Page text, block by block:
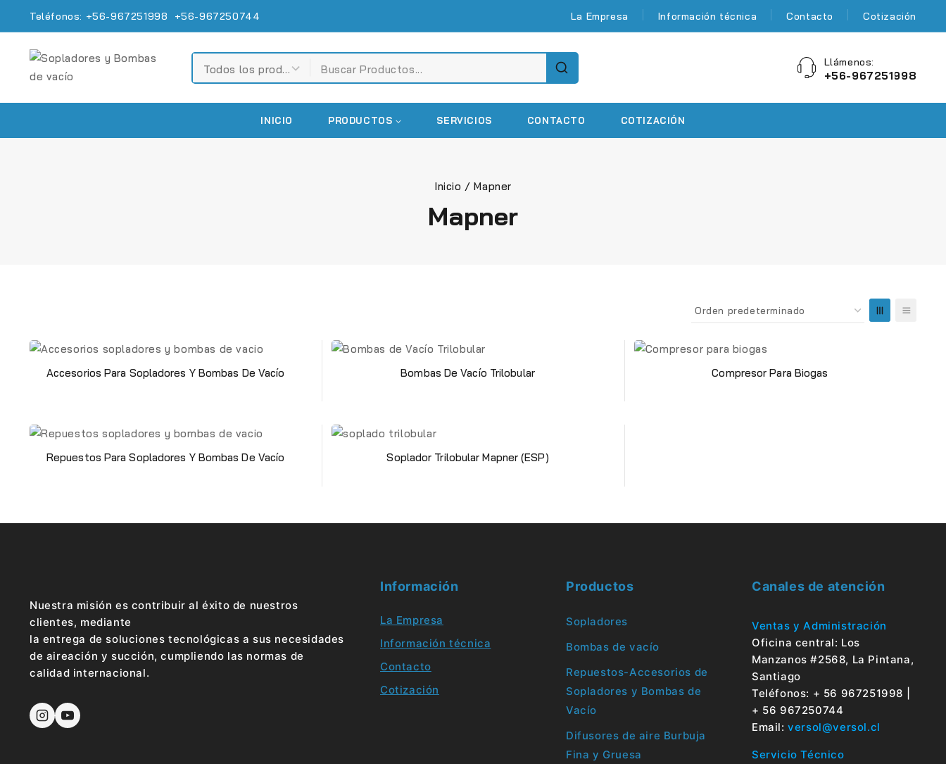
Teléfonos: +56-967251998 +56-967250744 La Empresa Información técnica Contacto Cotización
Llámenos:
+56-967251998
INICIO PRODUCTOS SERVICIOS CONTACTO COTIZACIÓN
Inicio / Mapner
Mapner
Accesorios Para Sopladores Y Bombas De Vacío Bombas De Vacío Trilobular Compresor Para Biogas
Repuestos Para Sopladores Y Bombas De Vacío Soplador Trilobular Mapner (ESP)
Nuestra misión es contribuir al éxito de nuestros
clientes, mediante
la entrega de soluciones tecnológicas a sus necesidades
de aireación y succión, cumpliendo las normas de
calidad internacional.
Información
La Empresa
Información técnica
Contacto
Cotización
Productos
Sopladores
Bombas de vacío
Repuestos-Accesorios de
Sopladores y Bombas de
Vacío
Difusores de aire Burbuja
Fina y Gruesa
Canales de atención
Ventas y Administración
Oficina central: Los
Manzanos #2568, La Pintana,
Santiago
Teléfonos: + 56 967251998 |
+ 56 967250744
Email:versol@versol.cl
Servicio Técnico